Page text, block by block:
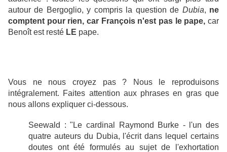
autour de Bergoglio, y compris la question de Dubia, ne
comptent pour rien, car François n'est pas le pape, car
Benoît est resté LE pape.
Vous ne nous croyez pas ? Nous le reproduisons
intégralement. Faites attention aux phrases en gras que
nous allons expliquer ci-dessous.
Seewald : "Le cardinal Raymond Burke - l'un des
quatre auteurs du Dubia, l'écrit dans lequel certains
doutes ont été formulés au sujet de l'exhortation